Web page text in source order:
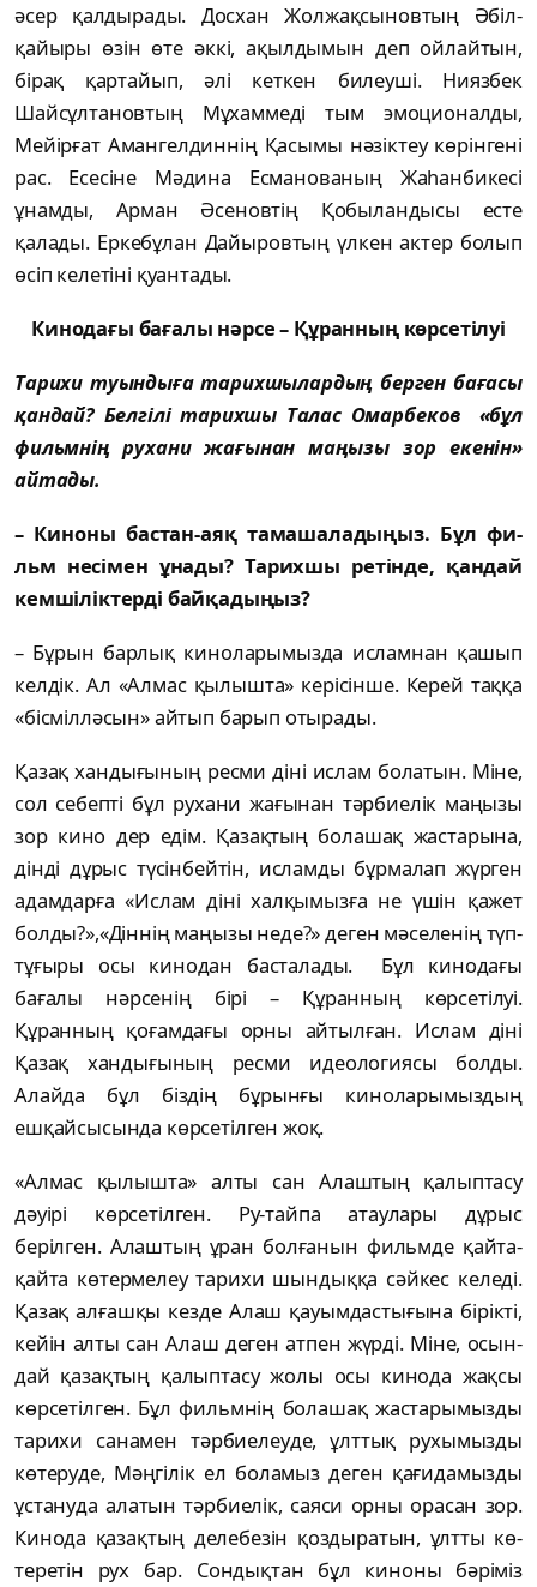
әсер қал­дырады. Досхан Жолжақсыновтың Әбіл­
қайыры өзін өте әккі, ақылдымын деп ой­лай­тын,
бірақ қартайып, әлі кеткен би­леуші. Ниязбек
Шайсұлтановтың Мұхаммеді тым эмоционалды,
Мейірғат Амангелдиннің Қа­сымы нәзіктеу көрінгені
рас. Есесіне Мә­дина Есманованың Жаһанбикесі
ұнамды, Арман Әсеновтің Қобыландысы есте
қалады. Ер­кебұлан Дайыровтың үлкен актер болып
өсіп келетіні қуантады.
Кинодағы бағалы нәрсе – Құранның көрсетілуі
Тарихи туындыға тарихшылардың берген ба­ғасы
қандай? Белгілі тарихшы Талас Омар­бе­ков «бұл
фильмнің рухани жағынан маңызы зор екенін»
айтады.
– Киноны бастан-аяқ тамашаладыңыз. Бұл фи­
льм несімен ұнады? Тарихшы ретінде, қан­дай
кемшіліктерді байқадыңыз?
– Бұрын барлық киноларымызда ислам­нан қашып
келдік. Ал «Алмас қылышта» кері­сінше. Керей таққа
«бісмілләсын» айтып ба­рып отырады.
Қазақ хандығының ресми діні ислам бо­латын. Міне,
сол себепті бұл рухани жағынан тәр­биелік маңызы
зор кино дер едім. Қазақ­тың болашақ жастарына,
дінді дұрыс түсін­бей­тін, исламды бұрмалап жүрген
адамдарға «Ислам діні халқымызға не үшін қажет
бол­ды?»,«Діннің маңызы неде?» деген мәселенің түп-
тұғыры осы кинодан басталады. Бұл кино­дағы
бағалы нәрсенің бірі – Құранның көр­сетілуі.
Құранның қоғамдағы орны айтыл­ған. Ислам діні
Қазақ хандығының ресми идео­логиясы болды.
Алайда бұл біздің бұрын­ғы киноларымыздың
ешқайсысында көр­се­тіл­ген жоқ.
«Алмас қылышта» алты сан Алаштың қа­лыптасу
дәуірі көрсетілген. Ру-тайпа атаулары дұрыс
берілген. Алаштың ұран болғанын фильмде қайта-
қайта көтермелеу тарихи шын­­дыққа сәйкес келеді.
Қазақ алғашқы кез­­­де Алаш қауымдастығына бірікті,
кейін алты сан Алаш деген атпен жүрді. Міне, осын­
дай қазақтың қалыптасу жолы осы кинода жақ­сы
көр­сетілген. Бұл фильмнің болашақ жастары­мыз­ды
тарихи санамен тәрбиелеуде, ұлттық рухы­мызды
көтеруде, Мәңгілік ел бо­ламыз де­ген қағидамызды
ұстануда алатын тәр­­бие­лік, саяси орны орасан зор.
Кинода қа­зақтың делебезін қоздыратын, ұлтты кө­
тере­тін рух бар. Сондықтан бұл киноны бәрі­міз